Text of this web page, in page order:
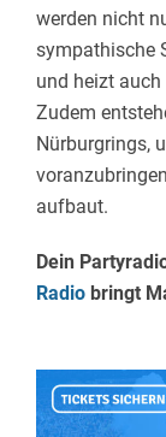
werden nicht
sympathische
und heizt
Zudem
Nürburgrings,
aufbaut.
Dein
Radio bringt